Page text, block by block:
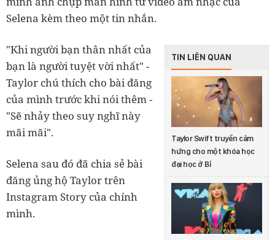
Selena kèm theo một tin nhắn.
TIN LIÊN QUAN
Taylor Swift truyền cảm
hứng cho một khóa học
đại học ở Bỉ
"Khi người bạn thân nhất của
bạn là người tuyệt vời nhất" -
Taylor chú thích cho bài đăng
của mình trước khi nói thêm -
"Sẽ nhảy theo suy nghĩ này
mãi mãi".
Selena sau đó đã chia sẻ bài
đăng ủng hộ Taylor trên
Instagram Story của chính
mình.